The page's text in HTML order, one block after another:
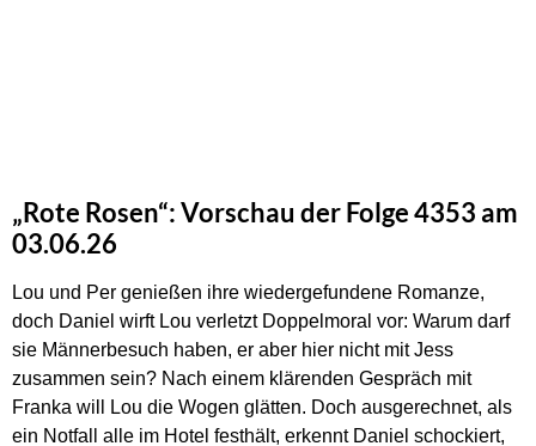
„Rote Rosen“: Vorschau der Folge 4353 am
03.06.26
Lou und Per genießen ihre wiedergefundene Romanze,
doch Daniel wirft Lou verletzt Doppelmoral vor: Warum darf
sie Männerbesuch haben, er aber hier nicht mit Jess
zusammen sein? Nach einem klärenden Gespräch mit
Franka will Lou die Wogen glätten. Doch ausgerechnet, als
ein Notfall alle im Hotel festhält, erkennt Daniel schockiert,